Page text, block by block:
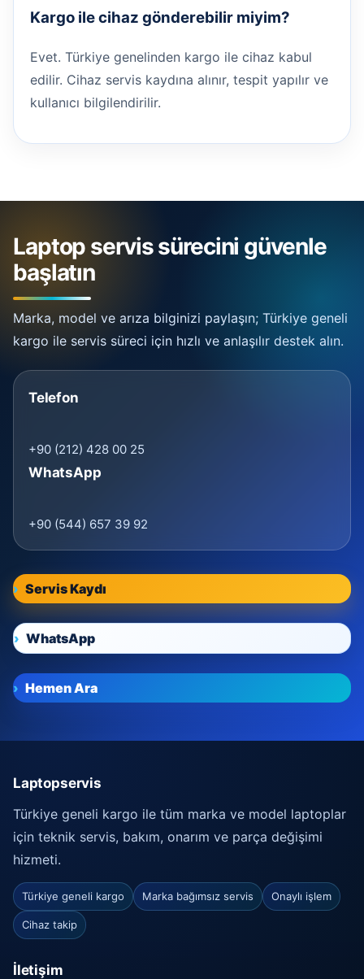
Kargo ile cihaz gönderebilir miyim?
Evet. Türkiye genelinden kargo ile cihaz kabul
edilir. Cihaz servis kaydına alınır, tespit yapılır ve
kullanıcı bilgilendirilir.
Laptop servis sürecini güvenle
başlatın
Marka, model ve arıza bilginizi paylaşın; Türkiye geneli
kargo ile servis süreci için hızlı ve anlaşılır destek alın.
Telefon
+90 (212) 428 00 25
WhatsApp
+90 (544) 657 39 92
Servis Kaydı
WhatsApp
Hemen Ara
Laptopservis
Türkiye geneli kargo ile tüm marka ve model laptoplar
için teknik servis, bakım, onarım ve parça değişimi
hizmeti.
Türkiye geneli kargo Marka bağımsız servis Onaylı işlem
Cihaz takip
İletişim